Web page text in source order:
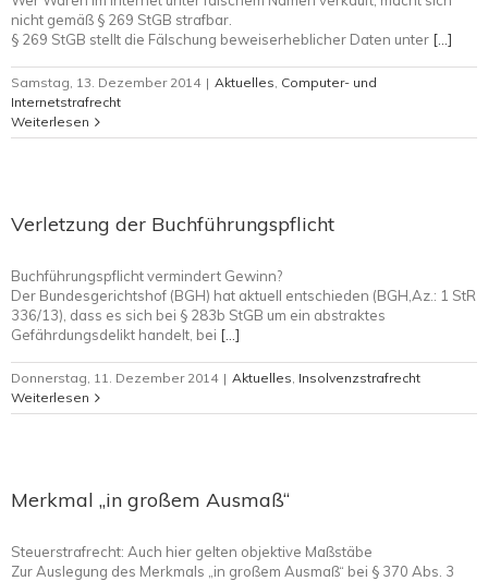
nicht gemäß § 269 StGB strafbar.
§ 269 StGB stellt die Fälschung beweiserheblicher Daten unter […]
Samstag, 13. Dezember 2014 | Aktuelles, Computer- und
Internetstrafrecht
Weiterlesen
Verletzung der Buchführungspflicht
Buchführungspflicht vermindert Gewinn?
Der Bundesgerichtshof (BGH) hat aktuell entschieden (BGH,Az.: 1 StR
336/13), dass es sich bei § 283b StGB um ein abstraktes
Gefährdungsdelikt handelt, bei […]
Donnerstag, 11. Dezember 2014 | Aktuelles, Insolvenzstrafrecht
Weiterlesen
Merkmal „in großem Ausmaß“
Steuerstrafrecht: Auch hier gelten objektive Maßstäbe
Zur Auslegung des Merkmals „in großem Ausmaß“ bei § 370 Abs. 3